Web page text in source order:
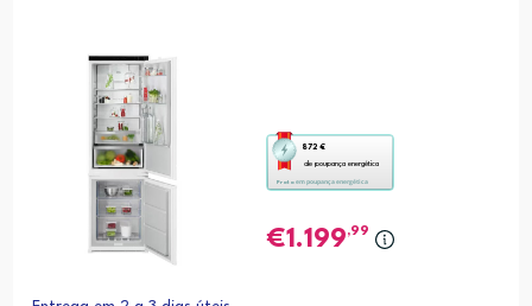
872 €
de poupança energética
Prataem poupança energética
Esta
ação
a 1.199,99